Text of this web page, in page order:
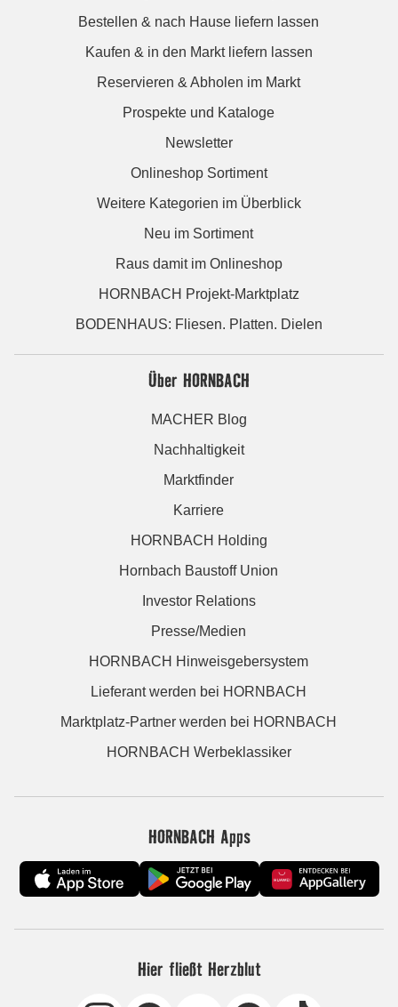
Bestellen & nach Hause liefern lassen
Kaufen & in den Markt liefern lassen
Reservieren & Abholen im Markt
Prospekte und Kataloge
Newsletter
Onlineshop Sortiment
Weitere Kategorien im Überblick
Neu im Sortiment
Raus damit im Onlineshop
HORNBACH Projekt-Marktplatz
BODENHAUS: Fliesen. Platten. Dielen
Über HORNBACH
MACHER Blog
Nachhaltigkeit
Marktfinder
Karriere
HORNBACH Holding
Hornbach Baustoff Union
Investor Relations
Presse/Medien
HORNBACH Hinweisgebersystem
Lieferant werden bei HORNBACH
Marktplatz-Partner werden bei HORNBACH
HORNBACH Werbeklassiker
HORNBACH Apps
Hier fließt Herzblut